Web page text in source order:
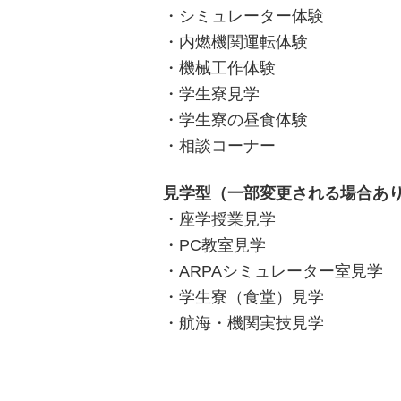
・シミュレーター体験
・内燃機関運転体験
・機械工作体験
・学生寮見学
・学生寮の昼食体験
・相談コーナー
見学型（一部変更される場合あ
・座学授業見学
・PC教室見学
・ARPAシミュレーター室見学
・学生寮（食堂）見学
・航海・機関実技見学